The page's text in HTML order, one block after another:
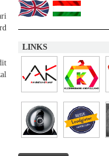
LINKS